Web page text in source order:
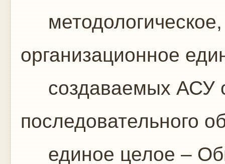
методологическое,
организационное
создаваемых АСУ
последовательного
единое целое –